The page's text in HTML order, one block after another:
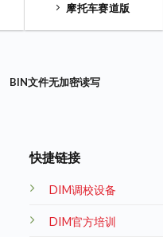
摩托车赛道版
BIN文件无加密读写
快捷链接
DIM调校设备
DIM官方培训